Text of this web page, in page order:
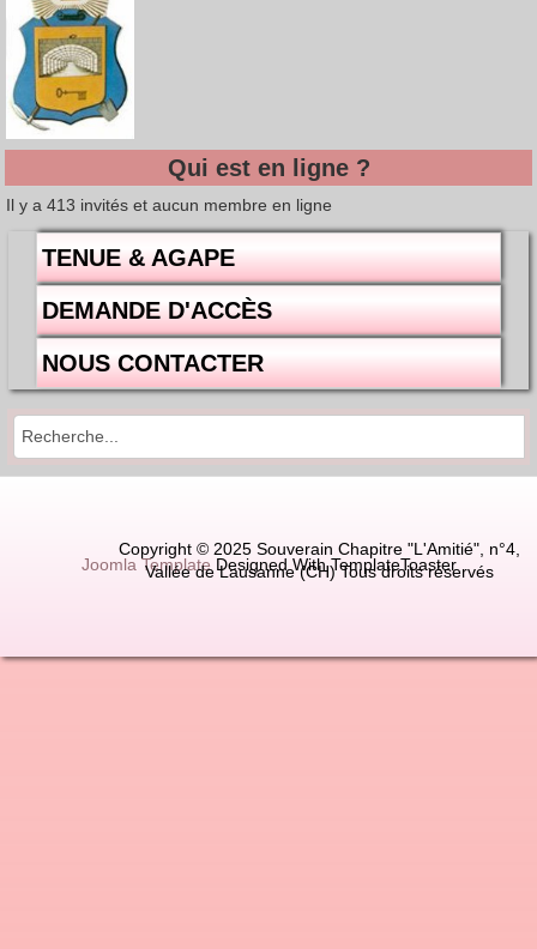
Qui est en ligne ?
Il y a 413 invités et aucun membre en ligne
TENUE & AGAPE
DEMANDE D'ACCÈS
NOUS CONTACTER
Copyright © 2025 Souverain Chapitre "L'Amitié", n°4,
Vallée de Lausanne (CH) Tous droits réservés
Joomla Template Designed With TemplateToaster